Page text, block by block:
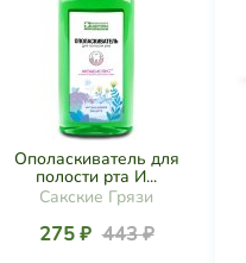
Ополаскиватель для
полости рта И...
Сакские Грязи
275 ₽ 443 ₽